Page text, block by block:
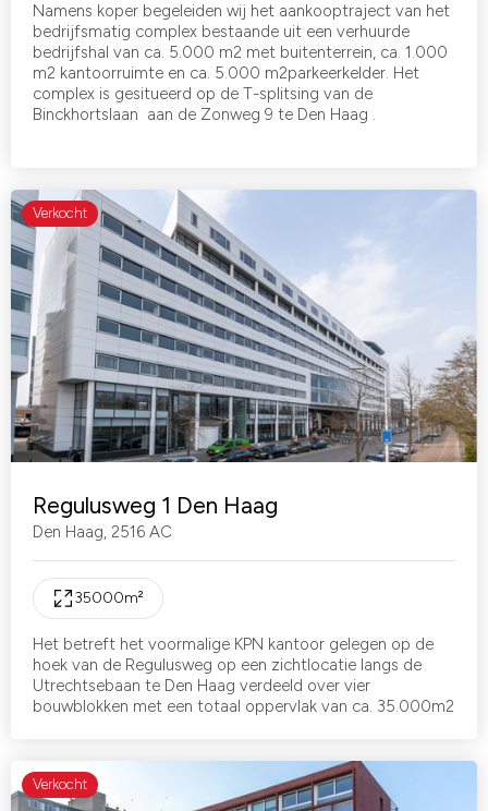
Namens koper begeleiden wij het aankooptraject van het
bedrijfsmatig complex bestaande uit een verhuurde
bedrijfshal van ca. 5.000 m2 met buitenterrein, ca. 1.000
m2 kantoorruimte en ca. 5.000 m2parkeerkelder. Het
complex is gesitueerd op de T-splitsing van de
Binckhortslaan aan de Zonweg 9 te Den Haag .
Verkocht
Regulusweg 1 Den Haag
Den Haag, 2516 AC
35000m²
Het betreft het voormalige KPN kantoor gelegen op de
hoek van de Regulusweg op een zichtlocatie langs de
Utrechtsebaan te Den Haag verdeeld over vier
bouwblokken met een totaal oppervlak van ca. 35.000m2
Verkocht